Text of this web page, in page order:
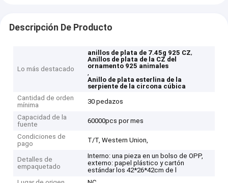
Descripción De Producto
Lo más destacado
anillos de plata de 7.45g 925 CZ,
Anillos de plata de la CZ del
ornamento 925 animales
,
Anillo de plata esterlina de la
serpiente de la circona cúbica
Cantidad de orden
mínima
30 pedazos
Capacidad de la
fuente
60000pcs por mes
Condiciones de
pago
T/T, Western Union,
Detalles de
empaquetado
Interno: una pieza en un bolso de OPP,
externo: papel plástico y cartón
estándar los 42*26*42cm de l